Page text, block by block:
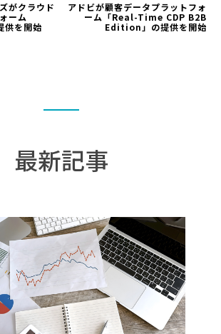
がクラウド
ーム
供を開始
アドビが顧客データプラットフォ
ーム「Real-Time CDP B2B
Edition」の提供を開始
最新記事